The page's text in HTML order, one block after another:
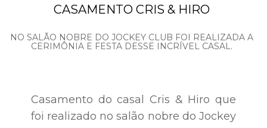
CASAMENTO CRIS & HIRO
NO SALÃO NOBRE DO JOCKEY CLUB FOI REALIZADA A
CERIMÔNIA E FESTA DESSE INCRÍVEL CASAL.
Casamento do casal Cris & Hiro que
foi realizado no salão nobre do Jockey